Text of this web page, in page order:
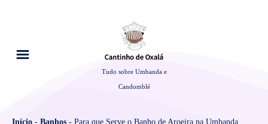
Tudo sobre Umbanda e
Candomblé
Início - Banhos - Para que Serve o Banho de Aroeira na Umbanda